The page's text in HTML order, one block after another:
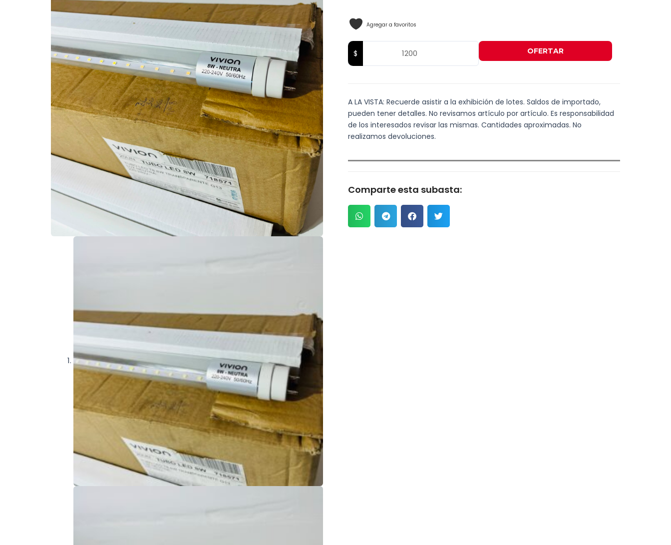
Agregar a favoritos
OFERTAR
A LA VISTA: Recuerde asistir a la exhibición de lotes. Saldos de importado,
pueden tener detalles. No revisamos artículo por artículo. Es responsabilidad
de los interesados revisar las mismas. Cantidades aproximadas. No
realizamos devoluciones.
Comparte esta subasta: